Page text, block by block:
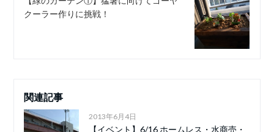
クーラー作りに挑戦！
関連記事
2013年6月4日
【イベント】6/16 ホームレス・水商売・